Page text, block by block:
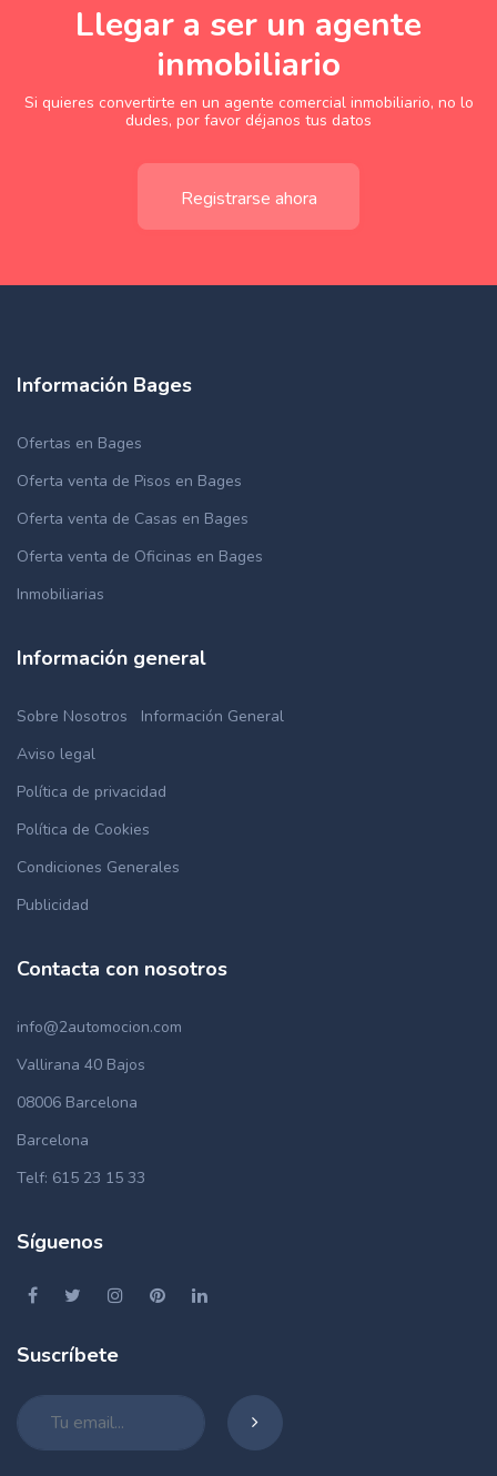
Llegar a ser un agente
inmobiliario
Si quieres convertirte en un agente comercial inmobiliario, no lo
dudes, por favor déjanos tus datos
Registrarse ahora
Información Bages
Ofertas en Bages
Oferta venta de Pisos en Bages
Oferta venta de Casas en Bages
Oferta venta de Oficinas en Bages
Inmobiliarias
Información general
Sobre Nosotros
Información General
Aviso legal
Política de privacidad
Política de Cookies
Condiciones Generales
Publicidad
Contacta con nosotros
info@2automocion.com
Vallirana 40 Bajos
08006 Barcelona
Barcelona
Telf: 615 23 15 33
Síguenos
Suscríbete